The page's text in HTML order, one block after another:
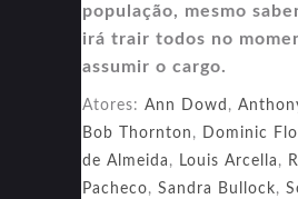
população, mesmo
irá trair todos no
assumir o cargo.
Atores: Ann Dowd ,
Bob Thornton , Dominic
de Almeida , Louis Arcella ,
Pacheco, Sandra Bullock,